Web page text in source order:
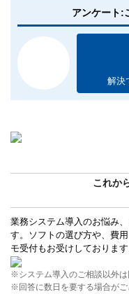
アンケート:
解決
これか
業務システム導入のお悩み
す。ソフトの選び方や、費
モ受付もお受けしております
※システム導入のご相談以外は
※回答に数日を要する場合がご